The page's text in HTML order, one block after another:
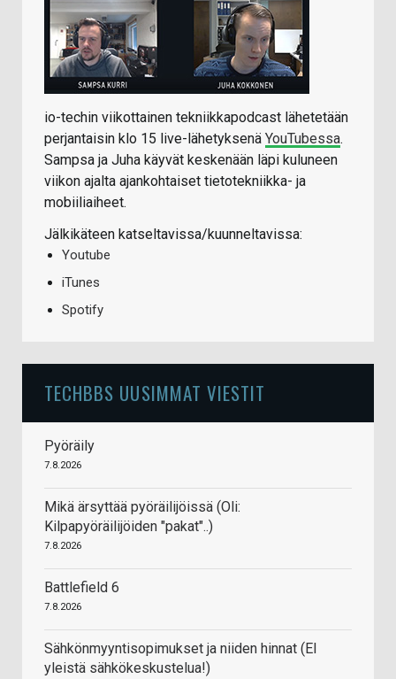
io-techin viikottainen tekniikkapodcast lähetetään
perjantaisin klo 15 live-lähetyksenä YouTubessa.
Sampsa ja Juha käyvät keskenään läpi kuluneen
viikon ajalta ajankohtaiset tietotekniikka- ja
mobiiliaiheet.
Jälkikäteen katseltavissa/kuunneltavissa:
Youtube
iTunes
Spotify
TECHBBS UUSIMMAT VIESTIT
Pyöräily
7.8.2026
Mikä ärsyttää pyöräilijöissä (Oli:
Kilpapyöräilijöiden "pakat"..)
7.8.2026
Battlefield 6
7.8.2026
Sähkönmyyntisopimukset ja niiden hinnat (EI
yleistä sähkökeskustelua!)